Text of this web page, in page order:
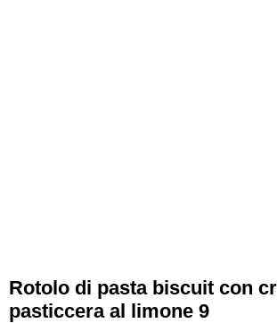
Rotolo di pasta biscuit con
pasticcera al limone 9